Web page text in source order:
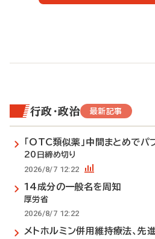
行政・政治 最新記事
「OTC類似薬」中間まとめでパ
20日締め切り
2026/8/7 12:22
14成分の一般名を周知
厚労省
2026/8/7 12:22
メトホルミン併用維持療法、先